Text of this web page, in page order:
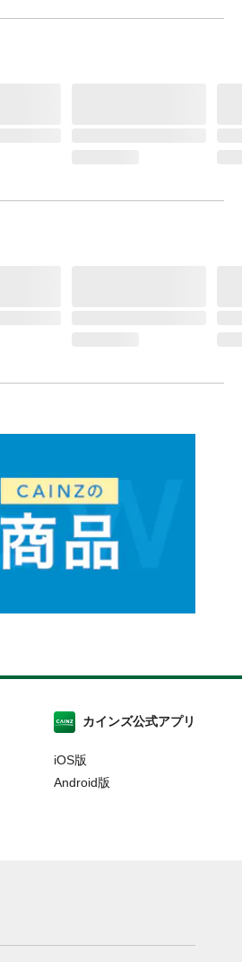
カインズ公式アプリ
iOS版
Android版